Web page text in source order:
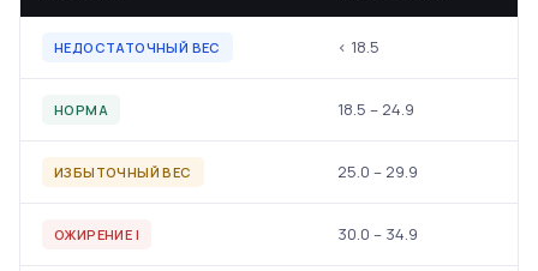
НЕДОСТАТОЧНЫЙ ВЕС < 18.5
НОРМА 18.5 – 24.9
ИЗБЫТОЧНЫЙ ВЕС 25.0 – 29.9
ОЖИРЕНИЕ I 30.0 – 34.9